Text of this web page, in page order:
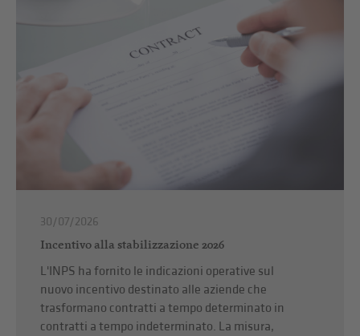
30/07/2026
Incentivo alla stabilizzazione 2026
L'INPS ha fornito le indicazioni operative sul
nuovo incentivo destinato alle aziende che
trasformano contratti a tempo determinato in
contratti a tempo indeterminato. La misura,